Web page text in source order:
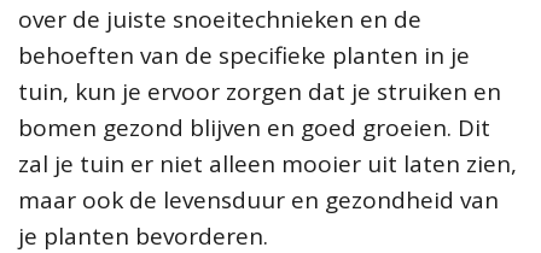
over de juiste snoeitechnieken en de
behoeften van de specifieke planten in je
tuin, kun je ervoor zorgen dat je struiken en
bomen gezond blijven en goed groeien. Dit
zal je tuin er niet alleen mooier uit laten zien,
maar ook de levensduur en gezondheid van
je planten bevorderen.